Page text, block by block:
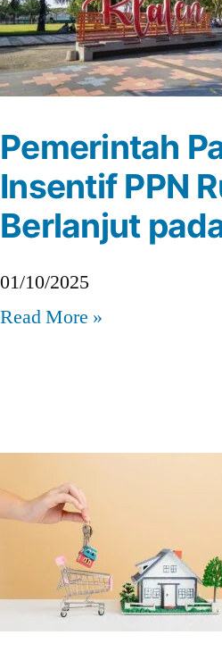
Pemerintah
Insentif PPN
Berlanjut
01/10/2025
Read More »